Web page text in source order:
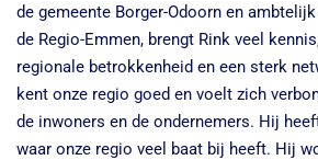
de gemeente Borger-Odoorn en
de Regio-Emmen, brengt Rink veel
regionale betrokkenheid en een sterk
kent onze regio goed en voelt zich
de inwoners en de ondernemers. Hij
waar onze regio veel baat bij heeft. Hij